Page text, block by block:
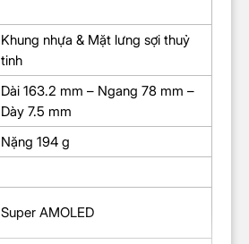
Khung nhựa & Mặt lưng sợi thuỷ
tinh
Dài 163.2 mm – Ngang 78 mm –
Dày 7.5 mm
Nặng 194 g
Super AMOLED